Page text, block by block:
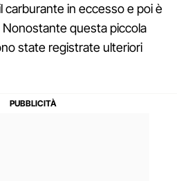
carburante in eccesso e poi è
Nonostante questa piccola
state registrate ulteriori